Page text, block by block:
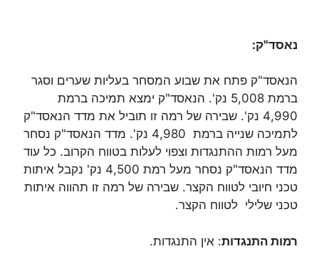
נאסד"ק:
הנאסד"ק פתח את שבוע המסחר בעליות שערים וסגר
ברמת 5,008 נק'. הנאסד"ק ימצא תמיכה ברמת
4,990 נק'. שבירה של רמה זו תוביל את מדד הנאסד"ק
לתמיכה שנייה ברמת 4,980 נק'. מדד הנאסד"ק נסחר
מעל רמות ההתנגדות וצפוי לעלות בטווח הקרוב. כל עוד
מדד הנאסד"ק נסחר מעל רמת 4,500 נק' נקבל איתות
טכני חיובי לטווח הקצר. שבירה של רמה זו תהווה איתות
טכני שלילי לטווח הקצר.
רמות התנגדות: אין התנגדות.